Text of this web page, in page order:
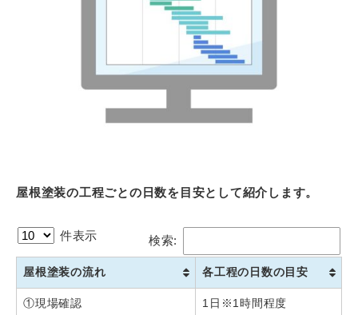
屋根塗装の工程ごとの日数を目安として紹介します。
件表示 検索:
屋根塗装の流れ 各工程の日数の目安
①現場確認 1日※1時間程度